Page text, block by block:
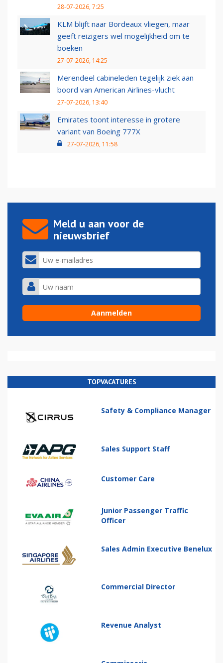
28-07-2026, 7:25
KLM blijft naar Bordeaux vliegen, maar
geeft reizigers wel mogelijkheid om te
boeken
27-07-2026, 14:25
Merendeel cabineleden tegelijk ziek aan
boord van American Airlines-vlucht
27-07-2026, 13:40
Emirates toont interesse in grotere
variant van Boeing 777X
27-07-2026, 11:58
Meld u aan voor de
nieuwsbrief
TOPVACATURES
Safety & Compliance Manager
Sales Support Staff
Customer Care
Junior Passenger Traffic
Officer
Sales Admin Executive Benelux
Commercial Director
Revenue Analyst